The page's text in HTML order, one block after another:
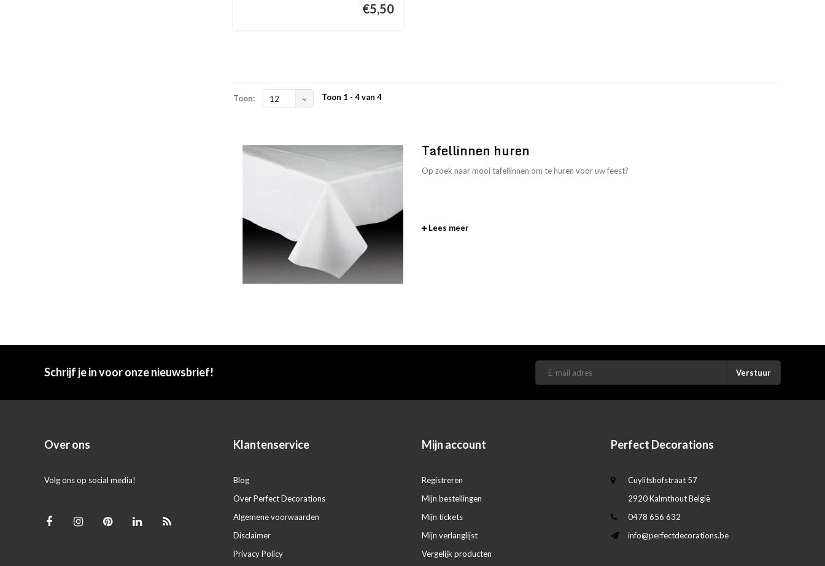
€5,50
Toon: 12 Toon 1 - 4 van 4
Tafellinnen huren
Op zoek naar mooi tafellinnen om te huren voor uw feest?
Lees meer
Schrijf je in voor onze nieuwsbrief! Verstuur
Over ons
Volg ons op social media!
Klantenservice
Blog
Over Perfect Decorations
Algemene voorwaarden
Disclaimer
Privacy Policy
Mijn account
Registreren
Mijn bestellingen
Mijn tickets
Mijn verlanglijst
Vergelijk producten
Perfect Decorations
Cuylitshofstraat 57
2920 Kalmthout België
0478 656 632
info@perfectdecorations.be